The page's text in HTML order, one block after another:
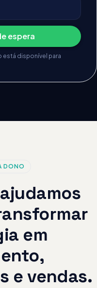
espera
está disponível para
DONO
em
e vendas.